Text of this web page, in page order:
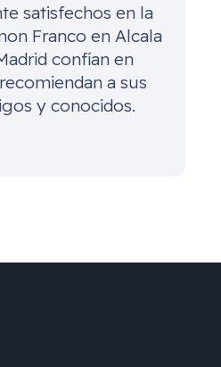
satisfechos en la
Franco en Alcala
confían en
a sus
y conocidos.